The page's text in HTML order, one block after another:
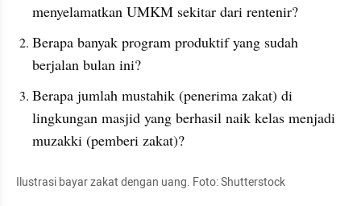
menyelamatkan UMKM sekitar dari rentenir?
Berapa banyak program produktif yang sudah
berjalan bulan ini?
Berapa jumlah mustahik (penerima zakat) di
lingkungan masjid yang berhasil naik kelas menjadi
muzakki (pemberi zakat)?
Ilustrasi bayar zakat dengan uang. Foto: Shutterstock